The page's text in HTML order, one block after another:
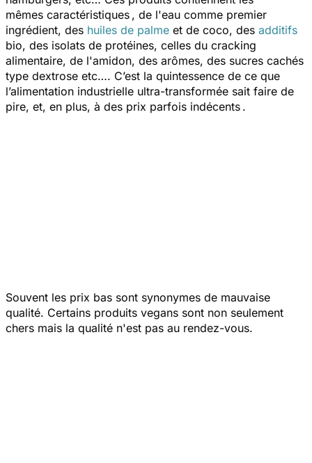
mêmes caractéristiques , de l'eau comme premier
ingrédient, des huiles de palme et de coco, des additifs
bio, des isolats de protéines, celles du cracking
alimentaire, de l'amidon, des arômes, des sucres cachés
type dextrose etc…. C’est la quintessence de ce que
l’alimentation industrielle ultra-transformée sait faire de
pire, et, en plus, à des prix parfois indécents .
Souvent les prix bas sont synonymes de mauvaise
qualité. Certains produits vegans sont non seulement
chers mais la qualité n'est pas au rendez-vous.